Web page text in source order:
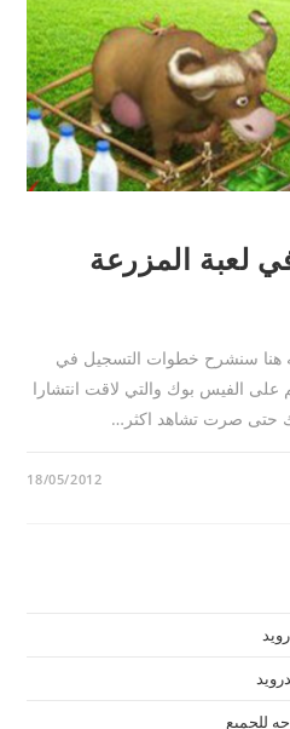
لعبة المزرعة
هنا سنشرح خطوات التسجيل في
على الفيس بوك والتي لاقت انتشارا
حتى صرت تشاهد اكثر…
18/05/2012
للجميع